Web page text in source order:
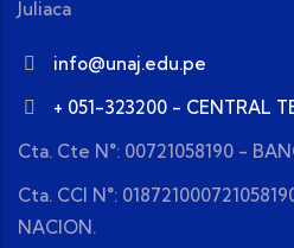
Juliaca
info@unaj.edu.pe
+ 051-323200 - CENTRAL
Cta. Cte N°: 00721058190 -
Cta. CCI N°:
NACION.